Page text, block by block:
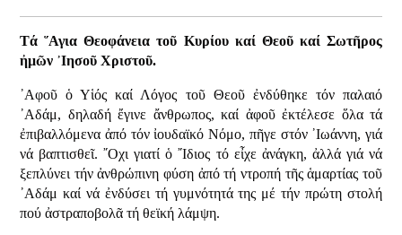
Τά ῞Αγια Θεοφάνεια τοῦ Κυρίου καί Θεοῦ καί Σωτῆρος
ἠμῶν ᾿Ιησοῦ Χριστοῦ.
᾿Αφοῦ ὁ Υἱός καί Λόγος τοῦ Θεοῦ ἐνδύθηκε τόν παλαιό
᾿Αδάμ, δηλαδή ἔγινε ἄνθρωπος, καί ἀφοῦ ἐκτέλεσε ὅλα τά
ἐπιβαλλόμενα ἀπό τόν ἰουδαϊκό Νόμο, πῆγε στόν ᾿Ιωάννη, γιά
νά βαπτισθεῖ. ῎Οχι γιατί ὁ ῎Ιδιος τό εἶχε ἀνάγκη, ἀλλά γιά νά
ξεπλύνει τήν ἀνθρώπινη φύση ἀπό τή ντροπή τῆς ἁμαρτίας τοῦ
᾿Αδάμ καί νά ἐνδύσει τή γυμνότητά της μέ τήν πρώτη στολή
πού ἀστραποβολᾶ τή θεϊκή λάμψη.